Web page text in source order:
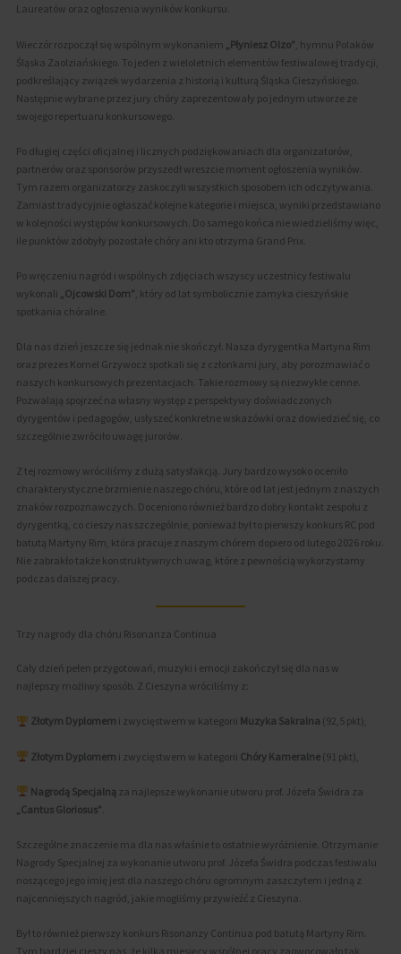
Laureatów oraz ogłoszenia wyników konkursu.
Wieczór rozpoczął się wspólnym wykonaniem „Płyniesz Olzo” , hymnu Polaków
Śląska Zaolziańskiego. To jeden z wieloletnich elementów festiwalowej tradycji,
podkreślający związek wydarzenia z historią i kulturą Śląska Cieszyńskiego.
Następnie wybrane przez jury chóry zaprezentowały po jednym utworze ze
swojego repertuaru konkursowego.
Po długiej części oficjalnej i licznych podziękowaniach dla organizatorów,
partnerów oraz sponsorów przyszedł wreszcie moment ogłoszenia wyników.
Tym razem organizatorzy zaskoczyli wszystkich sposobem ich odczytywania.
Zamiast tradycyjnie ogłaszać kolejne kategorie i miejsca, wyniki przedstawiano
w kolejności występów konkursowych. Do samego końca nie wiedzieliśmy więc,
ile punktów zdobyły pozostałe chóry ani kto otrzyma Grand Prix.
Po wręczeniu nagród i wspólnych zdjęciach wszyscy uczestnicy festiwalu
wykonali „Ojcowski Dom” , który od lat symbolicznie zamyka cieszyńskie
spotkania chóralne.
Dla nas dzień jeszcze się jednak nie skończył. Nasza dyrygentka Martyna Rim
oraz prezes Kornel Grzywocz spotkali się z członkami jury, aby porozmawiać o
naszych konkursowych prezentacjach. Takie rozmowy są niezwykle cenne.
Pozwalają spojrzeć na własny występ z perspektywy doświadczonych
dyrygentów i pedagogów, usłyszeć konkretne wskazówki oraz dowiedzieć się, co
szczególnie zwróciło uwagę jurorów.
Z tej rozmowy wróciliśmy z dużą satysfakcją. Jury bardzo wysoko oceniło
charakterystyczne brzmienie naszego chóru, które od lat jest jednym z naszych
znaków rozpoznawczych. Doceniono również bardzo dobry kontakt zespołu z
dyrygentką, co cieszy nas szczególnie, ponieważ był to pierwszy konkurs RC pod
batutą Martyny Rim, która pracuje z naszym chórem dopiero od lutego 2026 roku.
Nie zabrakło także konstruktywnych uwag, które z pewnością wykorzystamy
podczas dalszej pracy.
Trzy nagrody dla chóru Risonanza Continua
Cały dzień pełen przygotowań, muzyki i emocji zakończył się dla nas w
najlepszy możliwy sposób. Z Cieszyna wróciliśmy z:
Złotym Dyplomem i zwycięstwem w kategorii Muzyka Sakralna (92,5 pkt),
Złotym Dyplomem i zwycięstwem w kategorii Chóry Kameralne (91 pkt),
Nagrodą Specjalną za najlepsze wykonanie utworu prof. Józefa Świdra za
„Cantus Gloriosus”
Szczególne znaczenie ma dla nas właśnie to ostatnie wyróżnienie. Otrzymanie
Nagrody Specjalnej za wykonanie utworu prof. Józefa Świdra podczas festiwalu
noszącego jego imię jest dla naszego chóru ogromnym zaszczytem i jedną z
najcenniejszych nagród, jakie mogliśmy przywieźć z Cieszyna.
Był to również pierwszy konkurs Risonanzy Continua pod batutą Martyny Rim.
Tym bardziej cieszy nas, że kilka miesięcy wspólnej pracy zaowocowało tak